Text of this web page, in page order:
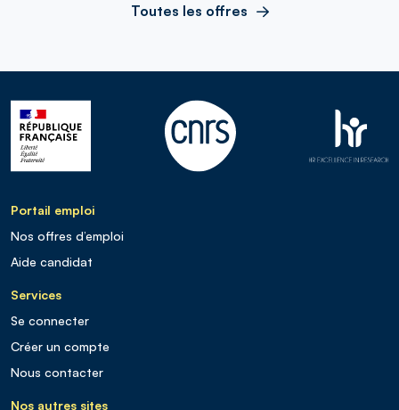
Toutes les offres
Portail emploi
Nos offres d’emploi
Aide candidat
Services
Se connecter
Créer un compte
Nous contacter
Nos autres sites